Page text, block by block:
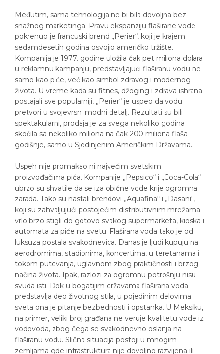
Međutim, sama tehnologija ne bi bila dovoljna bez
snažnog marketinga. Pravu ekspanziju flaširane vode
pokrenuo je francuski brend „Perier“, koji je krajem
sedamdesetih godina osvojio američko tržište.
Kompanija je 1977. godine uložila čak pet miliona dolara
u reklamnu kampanju, predstavljajući flaširanu vodu ne
samo kao piće, već kao simbol zdravog i modernog
života. U vreme kada su fitnes, džoging i zdrava ishrana
postajali sve popularniji, „Perier“ je uspeo da vodu
pretvori u svojevrsni modni detalj. Rezultati su bili
spektakularni, prodaja je za svega nekoliko godina
skočila sa nekoliko miliona na čak 200 miliona flaša
godišnje, samo u Sjedinjenim Američkim Državama.
Uspeh nije promakao ni najvećim svetskim
proizvođačima pića. Kompanije „Pepsico“ i „Coca-Cola“
ubrzo su shvatile da se iza obične vode krije ogromna
zarada. Tako su nastali brendovi „Aquafina“ i „Dasani“,
koji su zahvaljujući postojećim distributivnim mrežama
vrlo brzo stigli do gotovo svakog supermarketa, kioska i
automata za piće na svetu. Flaširana voda tako je od
luksuza postala svakodnevica. Danas je ljudi kupuju na
aerodromima, stadionima, koncertima, u teretanama i
tokom putovanja, uglavnom zbog praktičnosti i brzog
načina života. Ipak, razlozi za ogromnu potrošnju nisu
svuda isti. Dok u bogatijim državama flaširana voda
predstavlja deo životnog stila, u pojedinim delovima
sveta ona je pitanje bezbednosti i opstanka. U Meksiku,
na primer, veliki broj građana ne veruje kvalitetu vode iz
vodovoda, zbog čega se svakodnevno oslanja na
flaširanu vodu. Slična situacija postoji u mnogim
zemljama gde infrastruktura nije dovoljno razvijena ili